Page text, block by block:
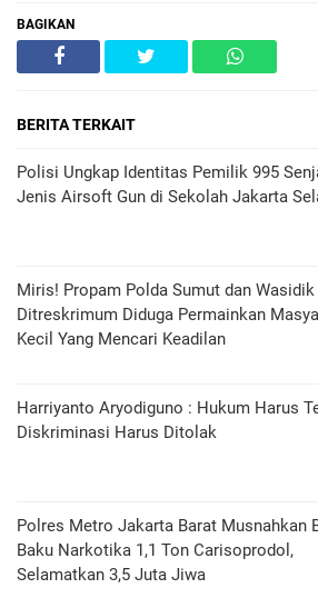
BAGIKAN
BERITA TERKAIT
Polisi Ungkap Identitas Pemilik 995
Jenis Airsoft Gun di Sekolah Jakarta
Miris! Propam Polda Sumut dan Wasidik
Ditreskrimum Diduga Permainkan
Kecil Yang Mencari Keadilan
Harriyanto Aryodiguno : Hukum Harus
Diskriminasi Harus Ditolak
Polres Metro Jakarta Barat Musnahkan
Baku Narkotika 1,1 Ton Carisoprodol,
Selamatkan 3,5 Juta Jiwa